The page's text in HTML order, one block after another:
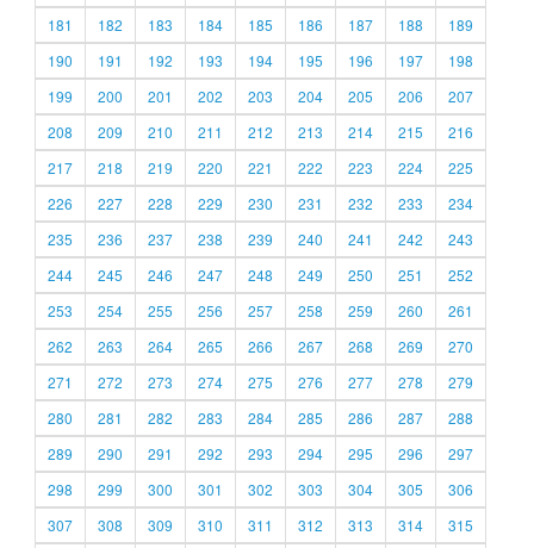
181
182 183 184 185 186 187 188
189
190
191 192 193 194 195 196 197
198
199
200 201 202 203 204 205 206
207
208
209 210 211 212 213 214 215
216
217
218 219 220 221 222 223 224
225
226
227 228 229 230 231 232 233
234
235
236 237 238 239 240 241 242
243
244
245 246 247 248 249 250 251
252
253
254 255 256 257 258 259 260
261
262
263 264 265 266 267 268 269
270
271
272 273 274 275 276 277 278
279
280
281 282 283 284 285 286 287
288
289
290 291 292 293 294 295 296
297
298
299 300 301 302 303 304 305
306
307
308 309 310 311 312 313 314 315